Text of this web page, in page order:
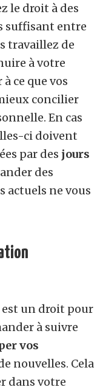
le droit à des
suffisant entre
travaillez de
à votre
ce que vos
concilier
En cas
ci doivent
par des jours
des
actuels ne vous
un droit pour
à suivre
vos
nouvelles. Cela
dans votre